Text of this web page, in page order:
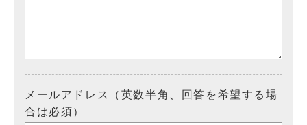
メールアドレス（英数半角、回答を希望する場
合は必須）